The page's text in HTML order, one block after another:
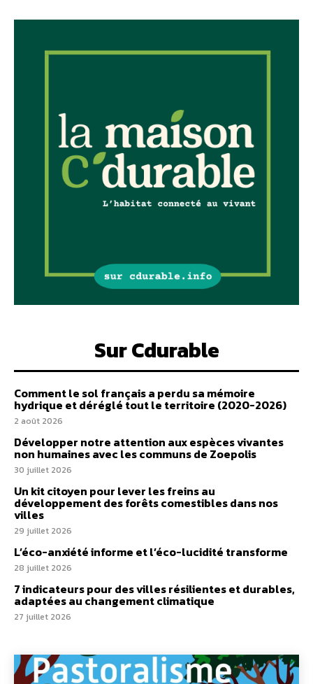
Sur Cdurable
Comment le sol français a perdu sa mémoire
hydrique et déréglé tout le territoire (2020-2026)
2 août 2026
Développer notre attention aux espèces vivantes
non humaines avec les communs de Zoepolis
30 juillet 2026
Un kit citoyen pour lever les freins au
développement des forêts comestibles dans nos
villes
29 juillet 2026
L’éco-anxiété informe et l’éco-lucidité transforme
28 juillet 2026
7 indicateurs pour des villes résilientes et durables,
adaptées au changement climatique
27 juillet 2026